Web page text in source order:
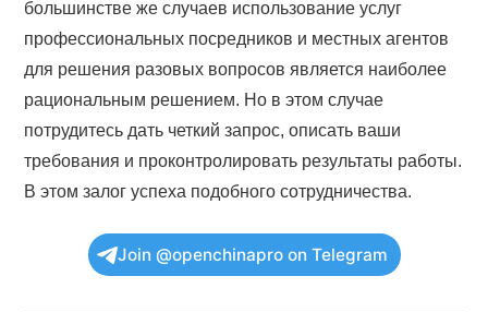
большинстве же случаев использование услуг
профессиональных посредников и местных агентов
для решения разовых вопросов является наиболее
рациональным решением. Но в этом случае
потрудитесь дать четкий запрос, описать ваши
требования и проконтролировать результаты работы.
В этом залог успеха подобного сотрудничества.
Join @openchinapro on Telegram